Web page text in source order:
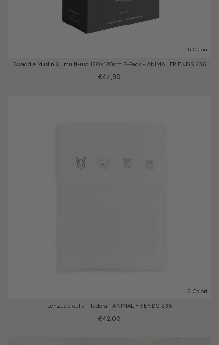
6 Colori
Swaddle Muslin XL multi-uso 120x120cm 2-Pack - ANIMAL FRIENDS 236
€44,90
5 Colori
Lenzuola culla + federa - ANIMAL FRIENDS 236
€42,00